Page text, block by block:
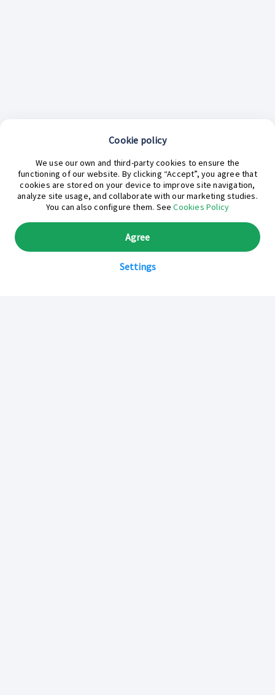
¿En qué podemos ayudarte hoy?
Cookie policy
We use our own and third-party cookies to ensure the
functioning of our website. By clicking “Accept”, you agree that
cookies are stored on your device to improve site navigation,
analyze site usage, and collaborate with our marketing studies.
You can also configure them. SeeCookies Policy
Settings
Agree